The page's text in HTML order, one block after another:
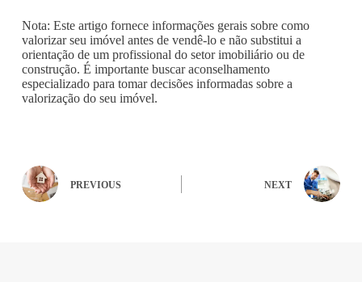
Nota: Este artigo fornece informações gerais sobre como
valorizar seu imóvel antes de vendê-lo e não substitui a
orientação de um profissional do setor imobiliário ou de
construção. É importante buscar aconselhamento
especializado para tomar decisões informadas sobre a
valorização do seu imóvel.
PREVIOUS NEXT